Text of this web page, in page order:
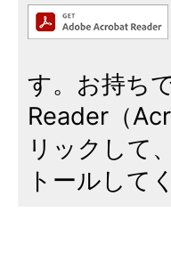
す。お持ち
Reader（
リックして
トールして